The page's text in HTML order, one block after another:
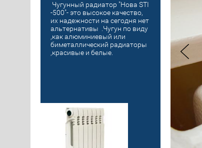
Чугунный радиатор "Нова STI
-500"- это высокое качество,
их надежности на сегодня нет
альтернативы .Чугун по виду
,как алюминиевый или
биметаллический радиаторы
,красивые и белые.